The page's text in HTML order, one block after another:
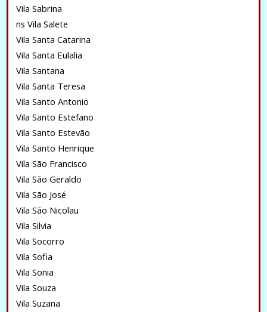
Vila Sabrina
ns Vila Salete
Vila Santa Catarina
Vila Santa Eulalia
Vila Santana
Vila Santa Teresa
Vila Santo Antonio
Vila Santo Estefano
Vila Santo Estevão
Vila Santo Henrique
Vila São Francisco
Vila São Geraldo
Vila São José
Vila São Nicolau
Vila Silvia
Vila Socorro
Vila Sofia
Vila Sonia
Vila Souza
Vila Suzana